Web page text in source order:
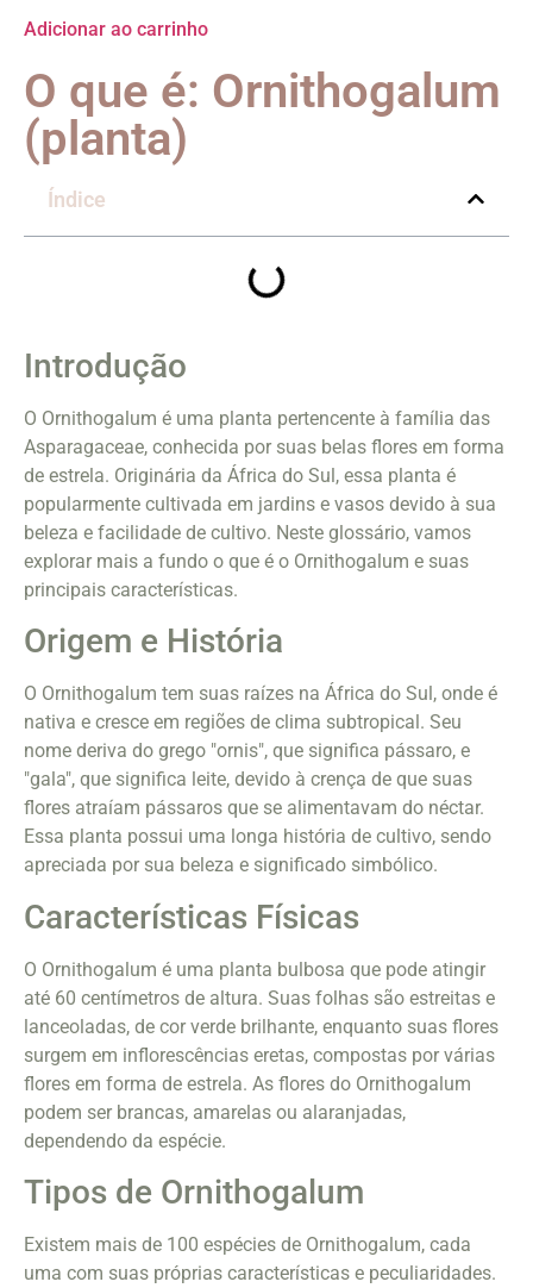
Adicionar ao carrinho
O que é: Ornithogalum
(planta)
Índice
Introdução
O Ornithogalum é uma planta pertencente à família das
Asparagaceae, conhecida por suas belas flores em forma
de estrela. Originária da África do Sul, essa planta é
popularmente cultivada em jardins e vasos devido à sua
beleza e facilidade de cultivo. Neste glossário, vamos
explorar mais a fundo o que é o Ornithogalum e suas
principais características.
Origem e História
O Ornithogalum tem suas raízes na África do Sul, onde é
nativa e cresce em regiões de clima subtropical. Seu
nome deriva do grego "ornis", que significa pássaro, e
"gala", que significa leite, devido à crença de que suas
flores atraíam pássaros que se alimentavam do néctar.
Essa planta possui uma longa história de cultivo, sendo
apreciada por sua beleza e significado simbólico.
Características Físicas
O Ornithogalum é uma planta bulbosa que pode atingir
até 60 centímetros de altura. Suas folhas são estreitas e
lanceoladas, de cor verde brilhante, enquanto suas flores
surgem em inflorescências eretas, compostas por várias
flores em forma de estrela. As flores do Ornithogalum
podem ser brancas, amarelas ou alaranjadas,
dependendo da espécie.
Tipos de Ornithogalum
Existem mais de 100 espécies de Ornithogalum, cada
uma com suas próprias características e peculiaridades.